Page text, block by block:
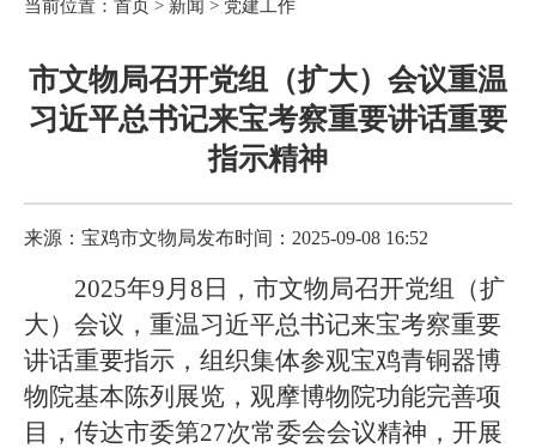
当前位置： 首页 > 新闻 > 党建工作
市文物局召开党组（扩大）会议重温
习近平总书记来宝考察重要讲话重要
指示精神
来源：宝鸡市文物局发布时间：2025-09-08 16:52
2025年9月8日，市文物局召开党组（扩
大）会议，重温习近平总书记来宝考察重要
讲话重要指示，组织集体参观宝鸡青铜器博
物院基本陈列展览，观摩博物院功能完善项
目，传达市委第27次常委会会议精神，开展